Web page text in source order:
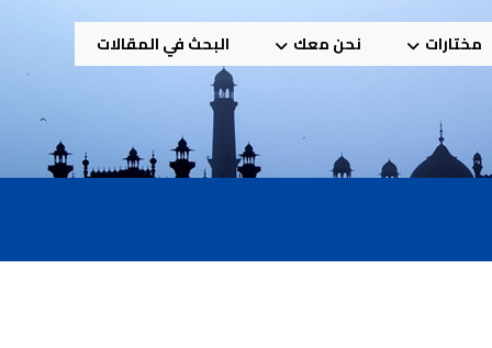
مختارات نحن معك البحث في المقالات